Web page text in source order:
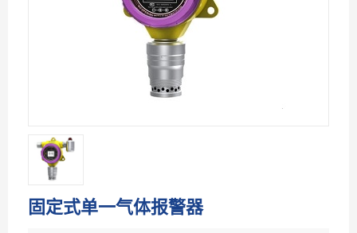
固定式单一气体报警器